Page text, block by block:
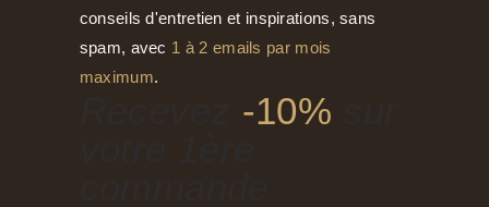
conseils d'entretien et inspirations, sans
spam, avec 1 à 2 emails par mois
maximum.
-10%